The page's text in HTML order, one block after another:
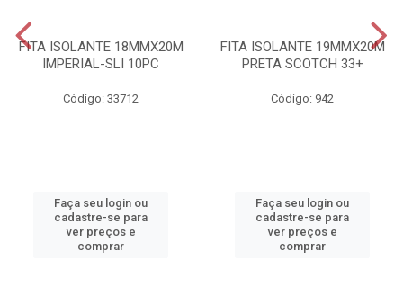
FITA ISOLANTE 18MMX20M
IMPERIAL-SLI 10PC
Código: 33712
Faça seu login ou
cadastre-se para
ver preços e
comprar
FITA ISOLANTE 19MMX20M
PRETA SCOTCH 33+
Código: 942
Faça seu login ou
cadastre-se para
ver preços e
comprar